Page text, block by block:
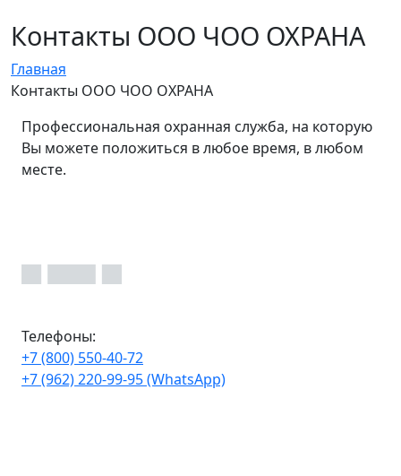
Контакты ООО ЧОО ОХРАНА
Главная
Контакты ООО ЧОО ОХРАНА
Профессиональная охранная служба, на которую
Вы можете положиться в любое время, в любом
месте.
Телефоны:
+7 (800) 550-40-72
+7 (962) 220-99-95 (WhatsApp)